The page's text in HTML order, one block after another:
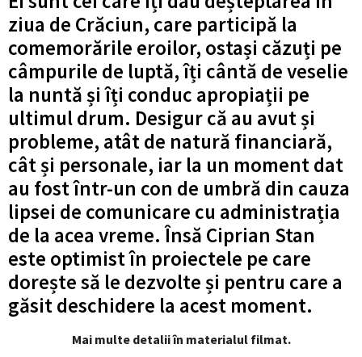
ziua de Crăciun, care participă la
comemorările eroilor, ostași căzuți pe
câmpurile de luptă, îți cântă de veselie
la nuntă și îți conduc apropiații pe
ultimul drum. Desigur că au avut și
probleme, atât de natură financiară,
cât și personale, iar la un moment dat
au fost într-un con de umbră din cauza
lipsei de comunicare cu administrația
de la acea vreme. Însă Ciprian Stan
este optimist în proiectele pe care
dorește să le dezvolte și pentru care a
găsit deschidere la acest moment.
Mai multe detalii în materialul filmat.